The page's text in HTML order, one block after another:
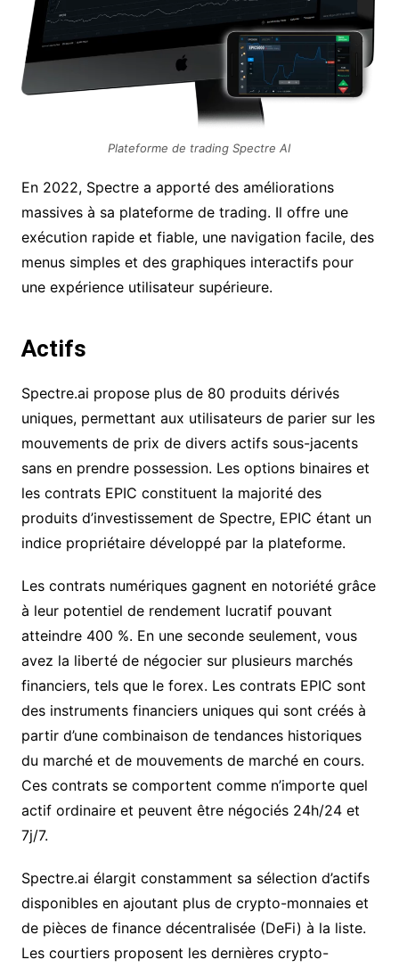
Plateforme de trading Spectre AI
En 2022, Spectre a apporté des améliorations
massives à sa plateforme de trading. Il offre une
exécution rapide et fiable, une navigation facile, des
menus simples et des graphiques interactifs pour
une expérience utilisateur supérieure.
Actifs
Spectre.ai propose plus de 80 produits dérivés
uniques, permettant aux utilisateurs de parier sur les
mouvements de prix de divers actifs sous-jacents
sans en prendre possession. Les options binaires et
les contrats EPIC constituent la majorité des
produits d’investissement de Spectre, EPIC étant un
indice propriétaire développé par la plateforme.
Les contrats numériques gagnent en notoriété grâce
à leur potentiel de rendement lucratif pouvant
atteindre 400 %. En une seconde seulement, vous
avez la liberté de négocier sur plusieurs marchés
financiers, tels que le forex. Les contrats EPIC sont
des instruments financiers uniques qui sont créés à
partir d’une combinaison de tendances historiques
du marché et de mouvements de marché en cours.
Ces contrats se comportent comme n’importe quel
actif ordinaire et peuvent être négociés 24h/24 et
7j/7.
Spectre.ai élargit constamment sa sélection d’actifs
disponibles en ajoutant plus de crypto-monnaies et
de pièces de finance décentralisée (DeFi) à la liste.
Les courtiers proposent les dernières crypto-